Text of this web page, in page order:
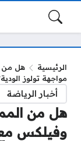
الرئيسية
هل من
مواجهة تولوز
أخبار الرياضة
هل من
وفيلكس مع